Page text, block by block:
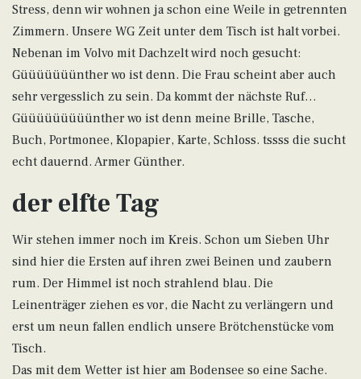
Stress, denn wir wohnen ja schon eine Weile in getrennten
Zimmern. Unsere WG Zeit unter dem Tisch ist halt vorbei.
Nebenan im Volvo mit Dachzelt wird noch gesucht:
Güüüüüüünther wo ist denn. Die Frau scheint aber auch
sehr vergesslich zu sein. Da kommt der nächste Ruf…
Güüüüüüüüünther wo ist denn meine Brille, Tasche,
Buch, Portmonee, Klopapier, Karte, Schloss. tssss die sucht
echt dauernd. Armer Günther.
der elfte Tag
Wir stehen immer noch im Kreis. Schon um Sieben Uhr
sind hier die Ersten auf ihren zwei Beinen und zaubern
rum. Der Himmel ist noch strahlend blau. Die
Leinenträger ziehen es vor, die Nacht zu verlängern und
erst um neun fallen endlich unsere Brötchenstücke vom
Tisch.
Das mit dem Wetter ist hier am Bodensee so eine Sache.